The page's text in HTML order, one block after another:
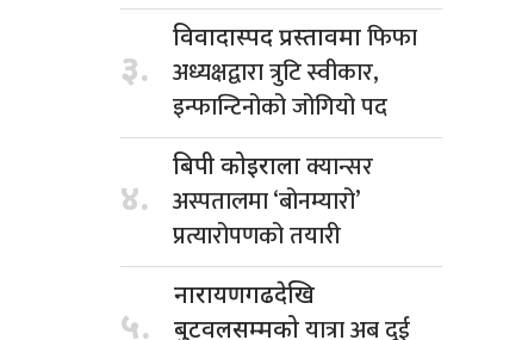
३.
विवादास्पद प्रस्तावमाफिफा
अध्यक्षद्वारा त्रुटि स्वीकार,
इन्फान्टिनोको जोगियो पद
४.
बिपी कोइरालाक्यान्सर
अस्पतालमा ‘बोनम्यारो’
प्रत्यारोपणको तयारी
५.
नारायणगढदेखि
बुटवलसम्मकोयात्रा अब दुई